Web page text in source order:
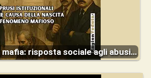
risposta sociale agli abusi…